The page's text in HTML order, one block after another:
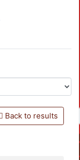
Back to results